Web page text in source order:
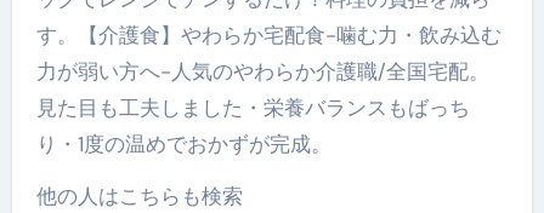
す。【介護食】やわらか宅配食-噛む力・飲み込む
力が弱い方へ-人気のやわらか介護職/全国宅配。
見た目も工夫しました・栄養バランスもばっち
り・1度の温めでおかずが完成。
他の人はこちらも検索